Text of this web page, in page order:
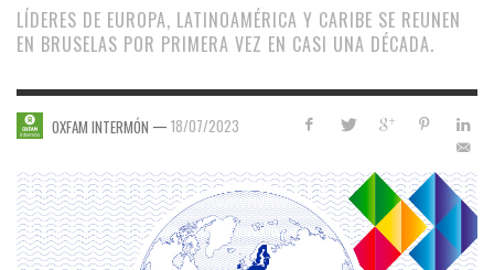
LÍDERES DE EUROPA, LATINOAMÉRICA Y CARIBE SE REUNEN
EN BRUSELAS POR PRIMERA VEZ EN CASI UNA DÉCADA.
OXFAM INTERMÓN — 18/07/2023